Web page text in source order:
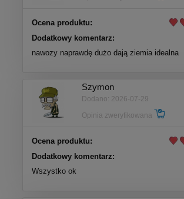
Ocena produktu:
Dodatkowy komentarz:
nawozy naprawdę dużo dają ziemia idealna
Szymon
Dodano: 2026-07-29
Opinia zweryfikowana
Ocena produktu:
Dodatkowy komentarz:
Wszystko ok